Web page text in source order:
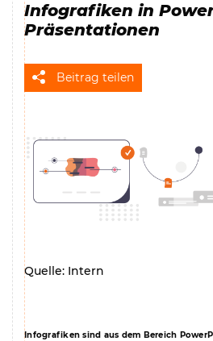
Infografiken in
Präsentationen
Beitrag teilen
Quelle: Intern
Infografiken sind aus dem Bereich